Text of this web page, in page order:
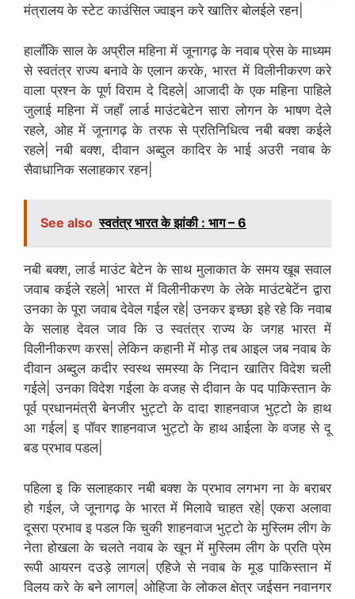
मंत्रालय के स्टेट काउंसिल ज्वाइन करे खातिर बोलईले रहन|
हालाँकि साल के अप्रील महिना में जूनागढ़ के नवाब प्रेस के माध्यम
से स्वतंत्र राज्य बनावे के एलान करके, भारत में विलीनीकरण करे
वाला प्रश्न के पूर्ण विराम दे दिहले| आजादी के एक महिना पाहिले
जुलाई महिना में जहाँ लार्ड माउंटबेटेन सारा लोगन के भाषण देले
रहले, ओह में जूनागढ़ के तरफ से प्रतिनिधित्व नबी बक्श कईले
रहले| नबी बक्श, दीवान अब्दुल कादिर के भाई अउरी नवाब के
सैवाधानिक सलाहकार रहन|
See also स्वतंत्र भारत के झांकी : भाग – 6
नबी बक्श, लार्ड माउंट बेटेन के साथ मुलाकात के समय खूब सवाल
जवाब कईले रहले| भारत में विलीनीकरण के लेके माउंटबेटेंन द्वारा
उनका के पूरा जवाब देवेल गईल रहे| उनकर इच्छा इहे रहे कि नवाब
के सलाह देवल जाव कि उ स्वतंत्र राज्य के जगह भारत में
विलीनीकरण करस| लेकिन कहानी में मोड़ तब आइल जब नवाब के
दीवान अब्दुल कदीर स्वस्थ समस्या के निदान खातिर विदेश चली
गईले| उनका विदेश गईला के वजह से दीवान के पद पाकिस्तान के
पूर्व प्रधानमंत्री बेनजीर भुट्टो के दादा शाहनवाज भुट्टो के हाथ
आ गईल| इ पॉवर शाहनवाज भुट्टो के हाथ आईला के वजह से दू
बड प्रभाव पडल|
पहिला इ कि सलाहकार नबी बक्श के प्रभाव लगभग ना के बराबर
हो गईल, जे जूनागढ़ के भारत में मिलावे चाहत रहे| एकरा अलावा
दूसरा प्रभाव इ पडल कि चुकी शाहनवाज भुट्टो के मुस्लिम लीग के
नेता होखला के चलते नवाब के खून में मुस्लिम लीग के प्रति प्रेम
रूपी आयरन दउड़े लागल| एहिजे से नवाब के मूड पाकिस्तान में
विलय करे के बने लागल| ओहिजा के लोकल क्षेत्र जईसन नवानगर